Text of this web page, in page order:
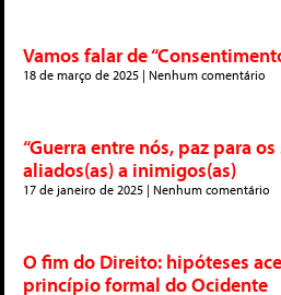
Vamos falar de
18 de março de 2025 Nenhum comentário
“Guerra entre nós, paz para
aliados(as) a inimigos(as)
17 de janeiro de 2025 Nenhum comentário
O fim do Direito: hipóteses
princípio formal do Ocidente